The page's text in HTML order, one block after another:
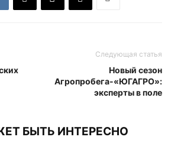
Следующая статья
Новый сезон
Агропробега-«ЮГАГРО»:
эксперты в поле
БЫТЬ ИНТЕРЕСНО